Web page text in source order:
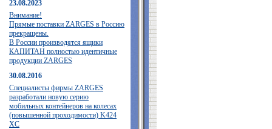
23.08.2023
Внимание!
Прямые поставки ZARGES в Россию
прекращены.
В России производятся ящики
КАПИТАН полностью идентичные
продукции ZARGES
30.08.2016
Специалисты фирмы ZARGES
разработали новую серию
мобильных контейнеров на колесах
(повышенной проходимости) K424
XC